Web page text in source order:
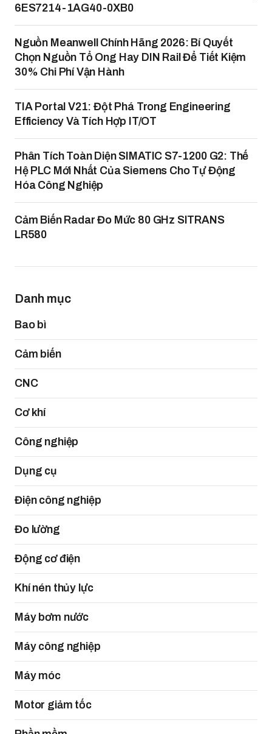
6ES7214-1AG40-0XB0
Nguồn Meanwell Chính Hãng 2026: Bí Quyết
Chọn Nguồn Tổ Ong Hay DIN Rail Để Tiết Kiệm
30% Chi Phí Vận Hành
TIA Portal V21: Đột Phá Trong Engineering
Efficiency Và Tích Hợp IT/OT
Phân Tích Toàn Diện SIMATIC S7-1200 G2: Thế
Hệ PLC Mới Nhất Của Siemens Cho Tự Động
Hóa Công Nghiệp
Cảm Biến Radar Đo Mức 80 GHz SITRANS
LR580
Danh mục
Bao bì
Cảm biến
CNC
Cơ khí
Công nghiệp
Dụng cụ
Điện công nghiệp
Đo lường
Động cơ điện
Khí nén thủy lực
Máy bơm nước
Máy công nghiệp
Máy móc
Motor giảm tốc